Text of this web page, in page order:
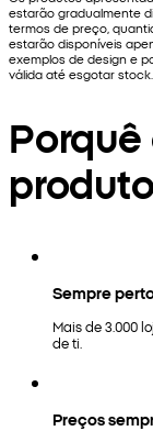
estarão gradualmente
termos de preço,
estarão disponíveis
exemplos de design e
válida até esgotar stock.
Sempre
Mais de 3.000
de ti.
Preços